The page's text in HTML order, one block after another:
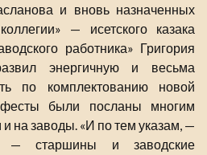
и вновь назначенных
— исетского казака
работника» Григория
энергичную и весьма
по комплектованию новой
были посланы многим
на заводы. «И по тем указам, —
— старшины и заводские